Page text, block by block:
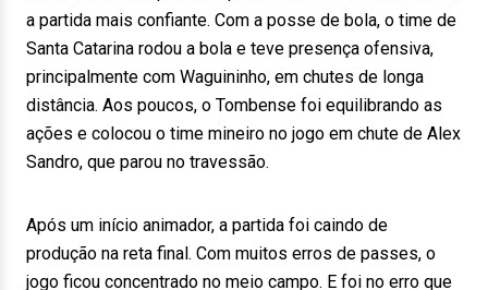
a partida mais confiante. Com a posse de bola, o time de
Santa Catarina rodou a bola e teve presença ofensiva,
principalmente com Waguininho, em chutes de longa
distância. Aos poucos, o Tombense foi equilibrando as
ações e colocou o time mineiro no jogo em chute de Alex
Sandro, que parou no travessão.
Após um início animador, a partida foi caindo de
produção na reta final. Com muitos erros de passes, o
jogo ficou concentrado no meio campo. E foi no erro que